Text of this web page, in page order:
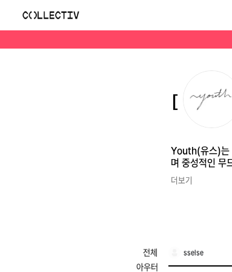
Youth(유스)는 2016년 설립된 서울 기반의 미니멀 컨템퍼러리 브랜드입니다. 루즈핏 셔츠, 와이드 팬츠, 캐시미어 니트 등. 뉴트럴 톤온톤 스
Youth(유스)는
며 중성적인 무
더보기
전체
아우터
sselse